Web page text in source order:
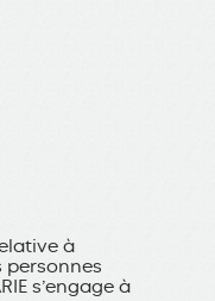
à
personnes
s’engage à